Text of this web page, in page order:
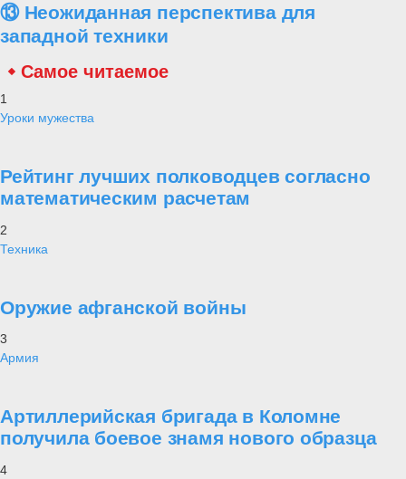
⑬ Неожиданная перспектива для
западной техники
Самое читаемое
1
Уроки мужества
Рейтинг лучших полководцев согласно
математическим расчетам
2
Техника
Оружие афганской войны
3
Армия
Артиллерийская бригада в Коломне
получила боевое знамя нового образца
4